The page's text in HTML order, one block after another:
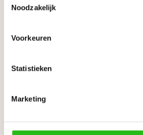
Noodzakelijk
Voorkeuren
Statistieken
Marketing
Inmeten en montage
Veel gestelde vragen
Verschil tussen een slotgat en krukgat